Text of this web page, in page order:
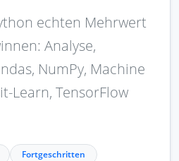
echten Mehrwert
Analyse,
NumPy, Machine
Learn, TensorFlow
Fortgeschritten